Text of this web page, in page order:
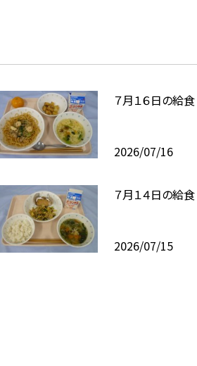
７月１６日の給食
2026/07/16
７月１４日の給食
2026/07/15